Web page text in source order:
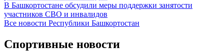
В Башкортостане обсудили меры поддержки занятости
участников СВО и инвалидов
Все новости Республики Башкортостан
Спортивные новости